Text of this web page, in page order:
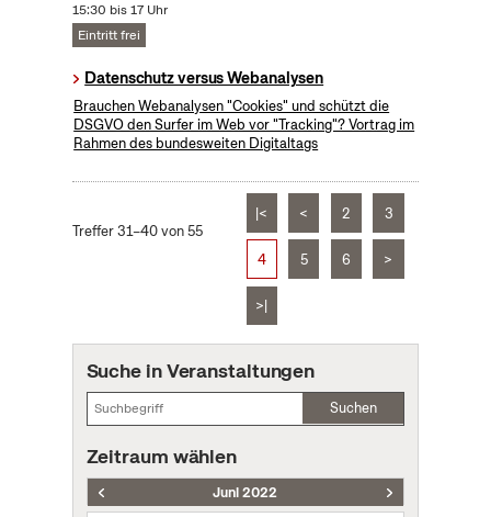
15:30 bis 17 Uhr
Eintritt frei
Datenschutz versus Webanalysen
Brauchen Webanalysen "Cookies" und schützt die
DSGVO den Surfer im Web vor "Tracking"? Vortrag im
Rahmen des bundesweiten Digitaltags
Treffer 31–40 von 55
|< < 2 3
4 5 6 >
>|
Suche in Veranstaltungen
Suchen
Zeitraum wählen
Juni 2022